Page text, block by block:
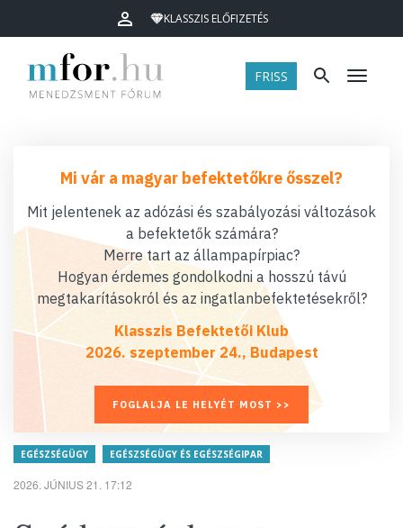
KLASSZIS ELŐFIZETÉS
FRISS Menü
Mi vár a magyar befektetőkre ősszel?
Mit jelentenek az adózási és szabályozási változások
a befektetők számára?
Merre tart az állampapírpiac?
Hogyan érdemes gondolkodni a hosszú távú
megtakarításokról és az ingatlanbefektetésekről?
Klasszis Befektetői Klub
2026. szeptember 24., Budapest
FOGLALJA LE HELYÉT MOST >>
EGÉSZSÉGÜGY EGÉSZSÉGÜGY ÉS EGÉSZSÉGIPAR
2026. JÚNIUS 21. 17:12